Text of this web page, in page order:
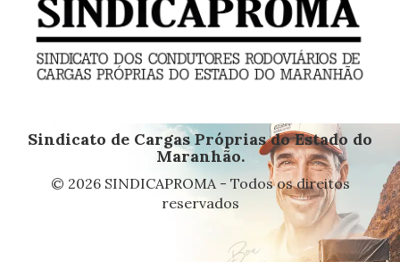
Sindicato de Cargas Próprias do Estado do
Maranhão.
© 2026 SINDICAPROMA - Todos os direitos
reservados